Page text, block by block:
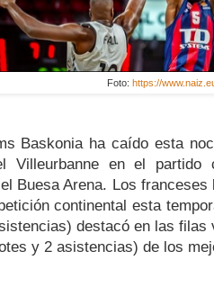
Foto: https://
Baskonia ha caído esta
Villeurbanne en el partido
Buesa Arena. Los
continental esta
destacó en las filas
y 2 asistencias) de los